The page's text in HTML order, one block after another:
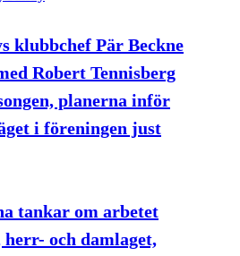
klubbchef Pär Beckne
Robert Tennisberg
planerna inför
i föreningen just
tankar om arbetet
och damlaget,